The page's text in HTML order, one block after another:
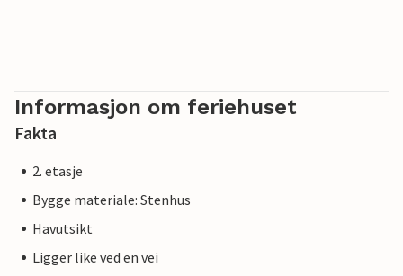
Informasjon om feriehuset
Fakta
2. etasje
Bygge materiale: Stenhus
Havutsikt
Ligger like ved en vei